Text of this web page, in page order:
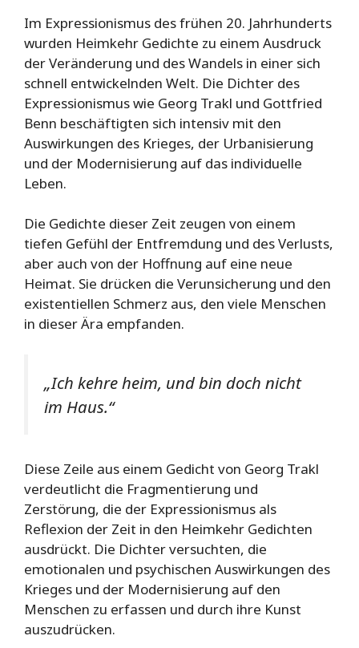
Im Expressionismus des frühen 20. Jahrhunderts
wurden Heimkehr Gedichte zu einem Ausdruck
der Veränderung und des Wandels in einer sich
schnell entwickelnden Welt. Die Dichter des
Expressionismus wie Georg Trakl und Gottfried
Benn beschäftigten sich intensiv mit den
Auswirkungen des Krieges, der Urbanisierung
und der Modernisierung auf das individuelle
Leben.
Die Gedichte dieser Zeit zeugen von einem
tiefen Gefühl der Entfremdung und des Verlusts,
aber auch von der Hoffnung auf eine neue
Heimat. Sie drücken die Verunsicherung und den
existentiellen Schmerz aus, den viele Menschen
in dieser Ära empfanden.
„Ich kehre heim, und bin doch nicht
im Haus.“
Diese Zeile aus einem Gedicht von Georg Trakl
verdeutlicht die Fragmentierung und
Zerstörung, die der Expressionismus als
Reflexion der Zeit in den Heimkehr Gedichten
ausdrückt. Die Dichter versuchten, die
emotionalen und psychischen Auswirkungen des
Krieges und der Modernisierung auf den
Menschen zu erfassen und durch ihre Kunst
auszudrücken.